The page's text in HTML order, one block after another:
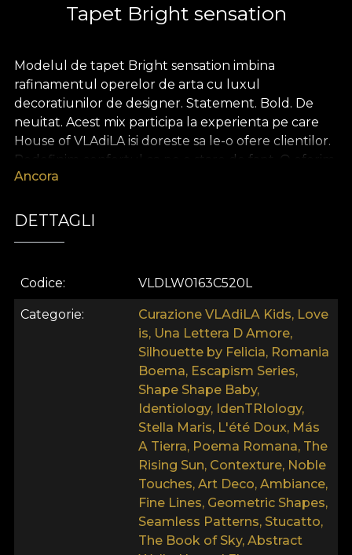
Tapet Bright sensation
Modelul de tapet Bright sensation imbina
rafinamentul operelor de arta cu luxul
decoratiunilor de designer. Statement. Bold. De
neuitat. Acest mix participa la experienta pe care
House of VLAdiLA isi doreste sa le-o ofere clientilor.
Redefinim confortul ca pe o stare de fapt. O oferim
sub forma unor tapete unice, desenate de mana
rezistent si de durabil. Iti punem la dispozitie trei
texturi diferite, astfel incat tu sa iti poti alege
senzatia pe care o aduci acasa.
Ancora
DETTAGLI
Codice VLDLW0163C520L
Categorie
Curazione VLAdiLA Kids, Love
is, Una Lettera D Amore,
Silhouette by Felicia, Romania
Boema, Escapism Series,
Shape Shape Baby,
Identiology, IdenTRIology,
Stella Maris, L'été Doux, Más
A Tierra, Poema Romana, The
Rising Sun, Contexture, Noble
Touches, Art Deco, Ambiance,
Fine Lines, Geometric Shapes,
Seamless Patterns, Stucatto,
The Book of Sky, Abstract